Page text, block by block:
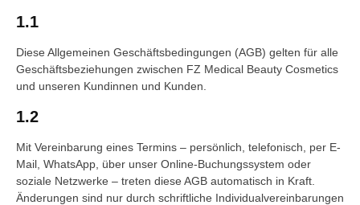
1.1
Diese Allgemeinen Geschäftsbedingungen (AGB) gelten für alle
Geschäftsbeziehungen zwischen FZ Medical Beauty Cosmetics
und unseren Kundinnen und Kunden.
1.2
Mit Vereinbarung eines Termins – persönlich, telefonisch, per E-
Mail, WhatsApp, über unser Online-Buchungssystem oder
soziale Netzwerke – treten diese AGB automatisch in Kraft.
Änderungen sind nur durch schriftliche Individualvereinbarungen